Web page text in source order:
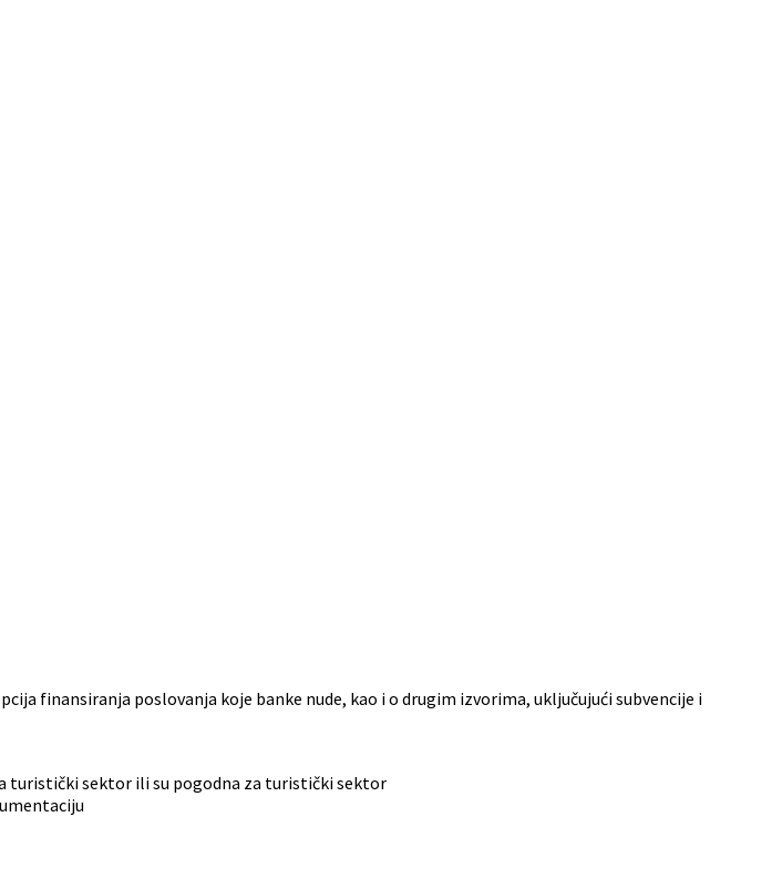
finansiranja poslovanja koje banke nude, kao i o drugim izvorima, uključujući subvencije i
turistički sektor ili su pogodna za turistički sektor